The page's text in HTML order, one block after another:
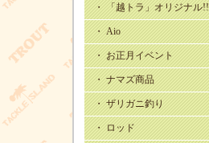
・ 「越トラ」オリジナル!!
・ Aio
・ お正月イベント
・ ナマズ商品
・ ザリガニ釣り
・ ロッド